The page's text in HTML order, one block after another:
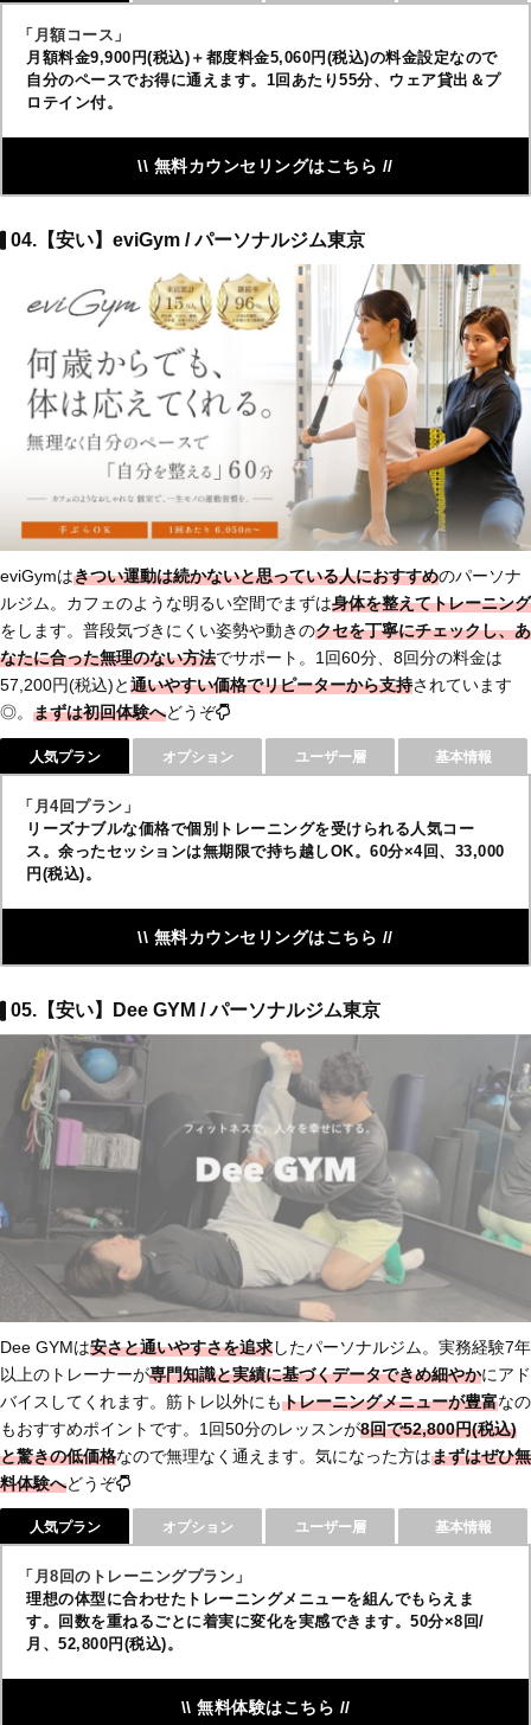
「月額コース」
月額料金9,900円(税込)＋都度料金5,060円(税込)の料金設定なので
自分のペースでお得に通えます。1回あたり55分、ウェア貸出＆プ
ロテイン付。
\\ 無料カウンセリングはこちら //
04.【安い】eviGym / パーソナルジム東京
eviGymはきつい運動は続かないと思っている人におすすめのパーソナ
ルジム。カフェのような明るい空間でまずは身体を整えてトレーニング
をします。普段気づきにくい姿勢や動きのクセを丁寧にチェックし、あ
なたに合った無理のない方法でサポート。1回60分、8回分の料金は
57,200円(税込)と通いやすい価格でリピーターから支持されています
◎。 まずは初回体験へどうぞ
人気プラン オプション ユーザー層 基本情報
「月4回プラン」
リーズナブルな価格で個別トレーニングを受けられる人気コー
ス。余ったセッションは無期限で持ち越しOK。60分×4回、33,000
円(税込)。
\\ 無料カウンセリングはこちら //
05.【安い】Dee GYM / パーソナルジム東京
Dee GYMは安さと通いやすさを追求したパーソナルジム。実務経験7年
以上のトレーナーが専門知識と実績に基づくデータできめ細やかにアド
バイスしてくれます。筋トレ以外にもトレーニングメニューが豊富なの
もおすすめポイントです。1回50分のレッスンが8回で52,800円(税込)
と驚きの低価格なので無理なく通えます。気になった方はまずはぜひ無
料体験へどうぞ
人気プラン オプション ユーザー層 基本情報
「月8回のトレーニングプラン」
理想の体型に合わせたトレーニングメニューを組んでもらえま
す。回数を重ねるごとに着実に変化を実感できます。50分×8回/
月、52,800円(税込)。
\\ 無料体験はこちら //